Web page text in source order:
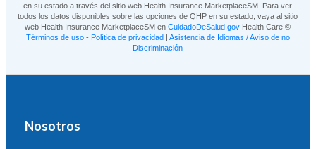
en su estado a través del sitio web Health Insurance MarketplaceSM. Para ver
todos los datos disponibles sobre las opciones de QHP en su estado, vaya al sitio
web Health Insurance MarketplaceSM enCuidadoDeSalud.gov Health Care ©
Términos de uso- Política de privacidad| Asistencia de Idiomas / Aviso de no
Discriminación
Nosotros